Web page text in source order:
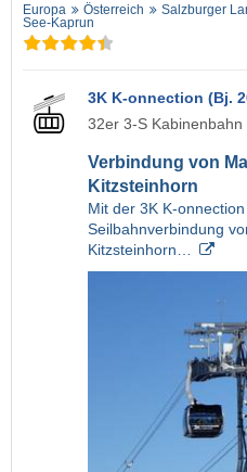
Europa Österreich Salzburger
See-Kaprun
3K K-onnection (Bj.
32er 3-S
Verbindung von
Kitzsteinhorn
Mit der 3K K-
Seilbahnverbindung
Kitzsteinhorn…